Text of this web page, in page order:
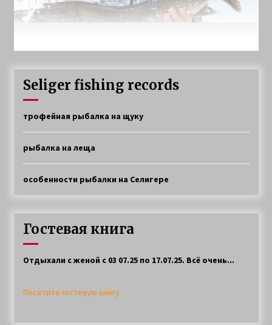
Seliger fishing records
трофейная рыбалка на щуку
рыбалка на леща
особенности рыбалки на Селигере
Гостевая книга
Отдыхали с женой с 03 07.25 по 17.07.25. Всё очень...
Посетите гостевую книгу